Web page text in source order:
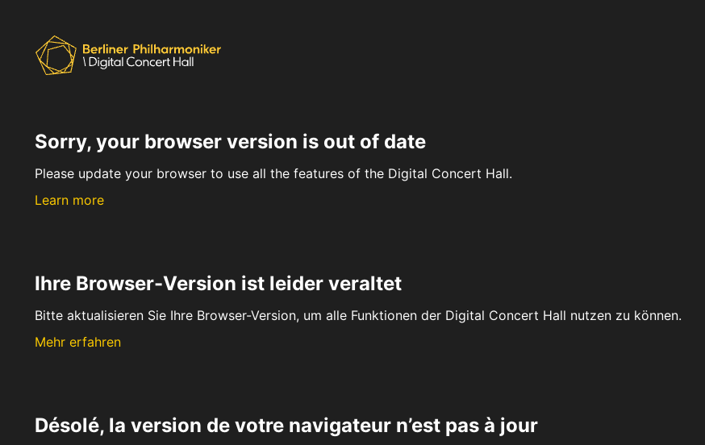
Sorry, your browser version is out of date
Please update your browser to use all the features of the Digital Concert Hall.
Learn more
Ihre Browser-Version ist leider veraltet
Bitte aktualisieren Sie Ihre Browser-Version, um alle Funktionen der Digital Concert Hall nutzen zu können.
Mehr erfahren
Désolé, la version de votre navigateur n’est pas à jour